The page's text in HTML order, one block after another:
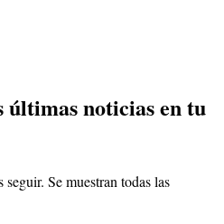
noticias en tu
Se muestran todas las